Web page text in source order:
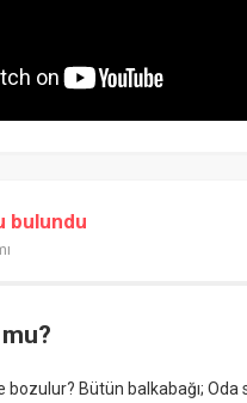
bulundu
Bütün balkabağı; Oda